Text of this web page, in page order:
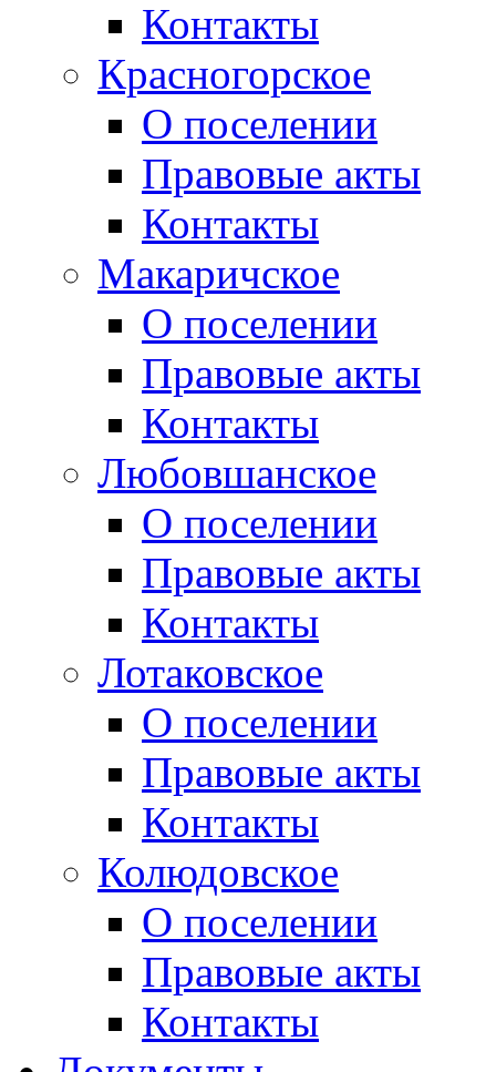
Контакты
Красногорское
О поселении
Правовые акты
Контакты
Макаричское
О поселении
Правовые акты
Контакты
Любовшанское
О поселении
Правовые акты
Контакты
Лотаковское
О поселении
Правовые акты
Контакты
Колюдовское
О поселении
Правовые акты
Контакты